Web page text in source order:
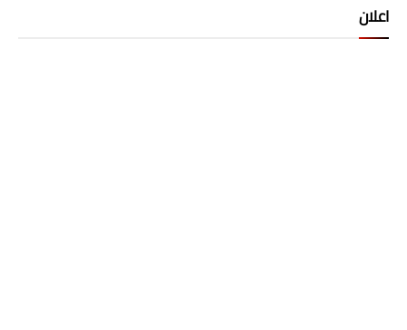
اعلان